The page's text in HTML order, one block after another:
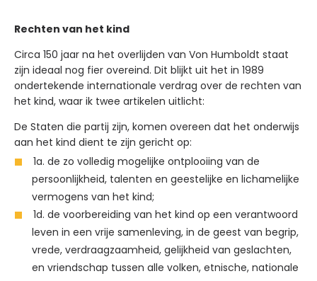
Rechten van het kind
Circa 150 jaar na het overlijden van Von Humboldt staat
zijn ideaal nog fier overeind. Dit blijkt uit het in 1989
ondertekende internationale verdrag over de rechten van
het kind, waar ik twee artikelen uitlicht:
De Staten die partij zijn, komen overeen dat het onderwijs
aan het kind dient te zijn gericht op:
1a. de zo volledig mogelijke ontplooiing van de
persoonlijkheid, talenten en geestelijke en lichamelijke
vermogens van het kind;
1d. de voorbereiding van het kind op een verantwoord
leven in een vrije samenleving, in de geest van begrip,
vrede, verdraagzaamheid, gelijkheid van geslachten,
en vriendschap tussen alle volken, etnische, nationale